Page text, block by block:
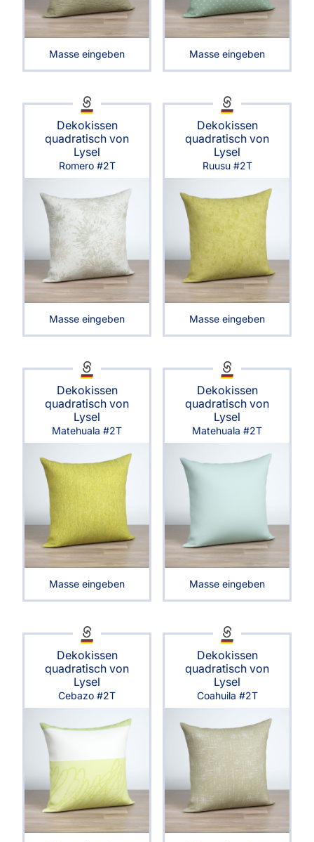
Masse eingeben Masse eingeben
Dekokissen
quadratisch von
Lysel
Romero #2T
Masse eingeben
Dekokissen
quadratisch von
Lysel
Ruusu #2T
Masse eingeben
Dekokissen
quadratisch von
Lysel
Matehuala #2T
Masse eingeben
Dekokissen
quadratisch von
Lysel
Matehuala #2T
Masse eingeben
Dekokissen
quadratisch von
Lysel
Cebazo #2T
Dekokissen
quadratisch von
Lysel
Coahuila #2T